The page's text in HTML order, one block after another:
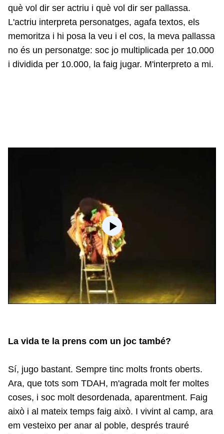
què vol dir ser actriu i què vol dir ser pallassa.
L'actriu interpreta personatges, agafa textos, els
memoritza i hi posa la veu i el cos, la meva pallassa
no és un personatge: soc jo multiplicada per 10.000
i dividida per 10.000, la faig jugar. M'interpreto a mi.
La vida te la prens com un joc també?
Sí, jugo bastant. Sempre tinc molts fronts oberts.
Ara, que tots som TDAH, m'agrada molt fer moltes
coses, i soc molt desordenada, aparentment. Faig
això i al mateix temps faig això. I vivint al camp, ara
em vesteixo per anar al poble, després trauré